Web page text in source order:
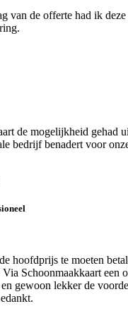
van de offerte had ik
de mogelijkheid gehad
bedrijf benadert voor
hoofdprijs te moeten
Schoonmaakkaart een
gewoon lekker de